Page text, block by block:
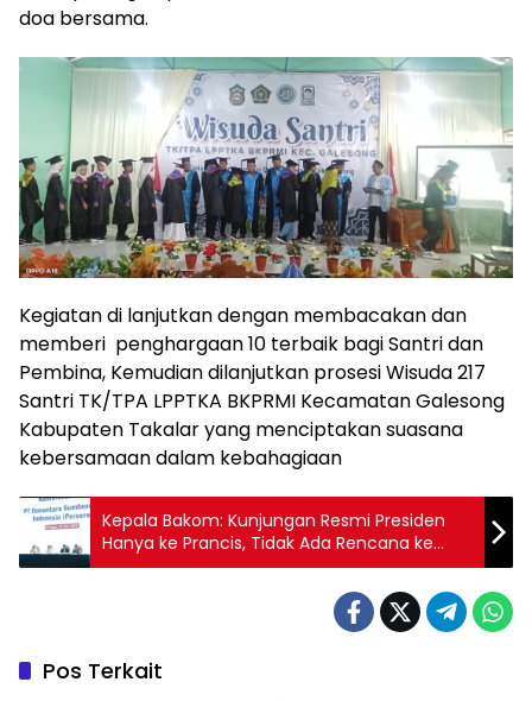
doa bersama.
Kegiatan di lanjutkan dengan membacakan dan
memberi penghargaan 10 terbaik bagi Santri dan
Pembina, Kemudian dilanjutkan prosesi Wisuda 217
Santri TK/TPA LPPTKA BKPRMI Kecamatan Galesong
Kabupaten Takalar yang menciptakan suasana
kebersamaan dalam kebahagiaan
Kepala Bakom: Kunjungan Resmi Presiden
Hanya ke Prancis, Tidak Ada Rencana ke
Negara Lain
Pos Terkait